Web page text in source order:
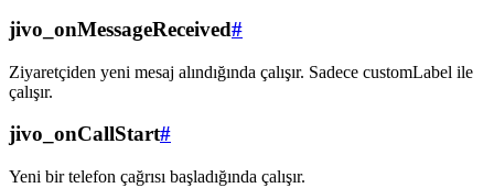
jivo_onMessageReceived#
Ziyaretçiden yeni mesaj alındığında çalışır. Sadece customLabel ile
çalışır.
jivo_onCallStart#
Yeni bir telefon çağrısı başladığında çalışır.